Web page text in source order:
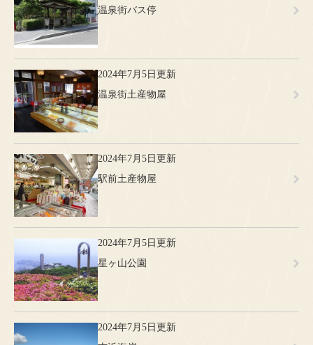
温泉街バス停
2024年7月5日更新
温泉街土産物屋
2024年7月5日更新
駅前土産物屋
2024年7月5日更新
星ヶ山公園
2024年7月5日更新